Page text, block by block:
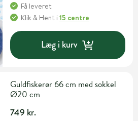
Få leveret
Klik & Hent i15 centre
Læg i kurv
Guldfiskerør 66 cm med sokkel
Ø20 cm
749 kr.